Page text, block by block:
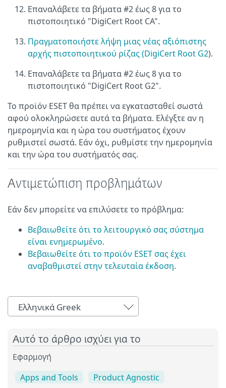
Επαναλάβετε τα βήματα #2 έως 8 για το
πιστοποιητικό "DigiCert Root CA".
Πραγματοποιήστε λήψη μιας νέας αξιόπιστης
αρχής πιστοποιητικού ρίζας (DigiCert Root G2).
Επαναλάβετε τα βήματα #2 έως 8 για το
πιστοποιητικό "DigiCert Root G2".
Το προϊόν ESET θα πρέπει να εγκατασταθεί σωστά
αφού ολοκληρώσετε αυτά τα βήματα. Ελέγξτε αν η
ημερομηνία και η ώρα του συστήματος έχουν
ρυθμιστεί σωστά. Εάν όχι, ρυθμίστε την ημερομηνία
και την ώρα του συστήματός σας.
Αντιμετώπιση προβλημάτων
Εάν δεν μπορείτε να επιλύσετε το πρόβλημα:
Βεβαιωθείτε ότι το λειτουργικό σας σύστημα
είναι ενημερωμένο.
Βεβαιωθείτε ότι το προϊόν ESET σας έχει
αναβαθμιστεί στην τελευταία έκδοση.
Ελληνικά Greek
Αυτό το άρθρο ισχύει για το
Εφαρμογή
Apps and Tools
Product Agnostic